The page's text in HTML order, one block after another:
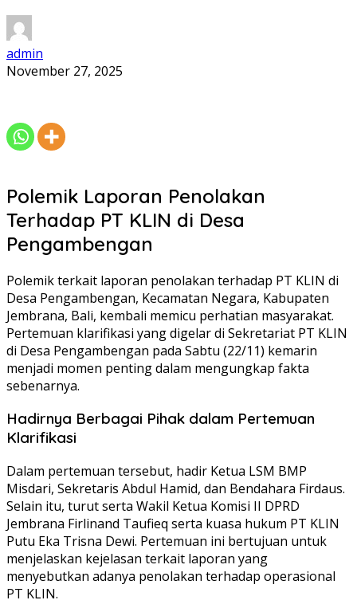
admin
November 27, 2025
Polemik Laporan Penolakan
Terhadap PT KLIN di Desa
Pengambengan
Polemik terkait laporan penolakan terhadap PT KLIN di
Desa Pengambengan, Kecamatan Negara, Kabupaten
Jembrana, Bali, kembali memicu perhatian masyarakat.
Pertemuan klarifikasi yang digelar di Sekretariat PT KLIN
di Desa Pengambengan pada Sabtu (22/11) kemarin
menjadi momen penting dalam mengungkap fakta
sebenarnya.
Hadirnya Berbagai Pihak dalam Pertemuan
Klarifikasi
Dalam pertemuan tersebut, hadir Ketua LSM BMP
Misdari, Sekretaris Abdul Hamid, dan Bendahara Firdaus.
Selain itu, turut serta Wakil Ketua Komisi II DPRD
Jembrana Firlinand Taufieq serta kuasa hukum PT KLIN
Putu Eka Trisna Dewi. Pertemuan ini bertujuan untuk
menjelaskan kejelasan terkait laporan yang
menyebutkan adanya penolakan terhadap operasional
PT KLIN.